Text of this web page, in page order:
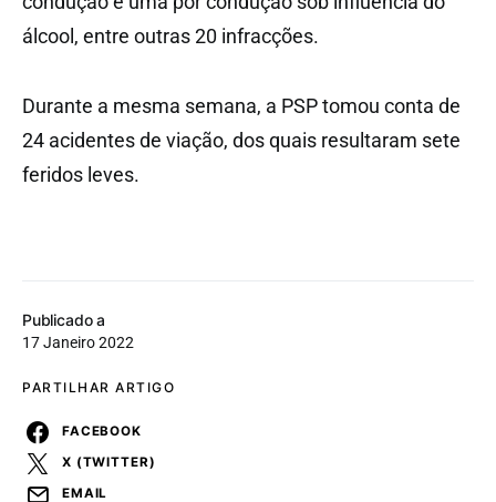
Publicado a
17 Janeiro 2022
PARTILHAR ARTIGO
FACEBOOK
X (TWITTER)
EMAIL
álcool, entre outras 20 infracções.
Durante a mesma semana, a PSP tomou conta de
24 acidentes de viação, dos quais resultaram sete
feridos leves.